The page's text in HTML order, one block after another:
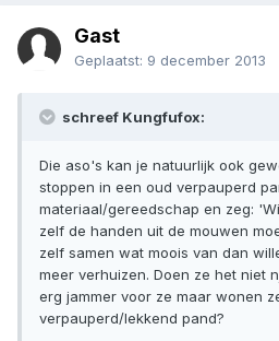
Gast
Geplaatst: 9 december 2013
schreef Kungfufox:
Die aso's kan je natuurlijk ook
stoppen in een oud verpauperd
materiaal/gereedschap en zeg:
zelf de handen uit de mouwen
zelf samen wat moois van dan
meer verhuizen. Doen ze het niet
erg jammer voor ze maar wonen
verpauperd/lekkend pand?